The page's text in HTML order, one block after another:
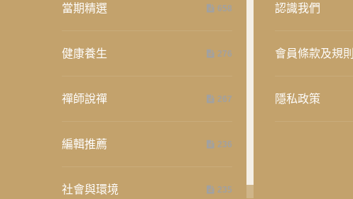
當期精選 658
健康養生 276
禪師說禪 267
編輯推薦 236
社會與環境 235
認識我們
會員條款及規則
隱私政策